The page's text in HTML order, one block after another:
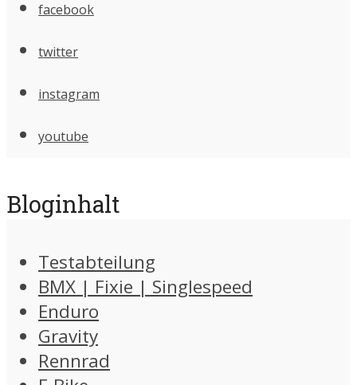
facebook
twitter
instagram
youtube
Bloginhalt
Testabteilung
BMX | Fixie | Singlespeed
Enduro
Gravity
Rennrad